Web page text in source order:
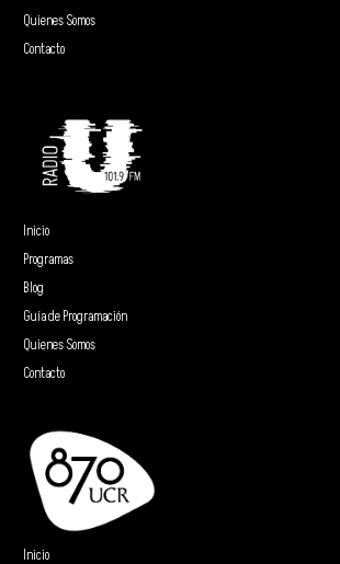
Quienes Somos
Contacto
Inicio
Programas
Blog
Guía de Programación
Quienes Somos
Contacto
Inicio